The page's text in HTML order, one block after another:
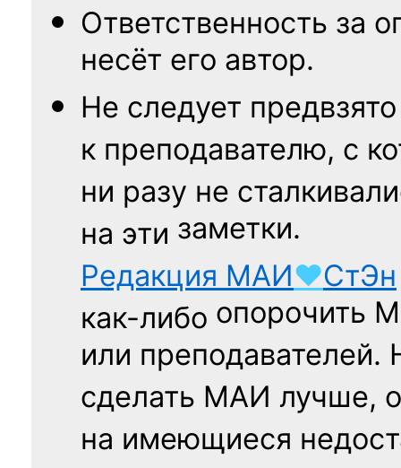
Ответственность за
несёт его автор.
Не следует
к преподавателю, с
ни разу не
на эти заметки.
Редакция МАИ♥СтЭн
как-либо опорочить
или
сделать МАИ лучше,
на имеющиеся